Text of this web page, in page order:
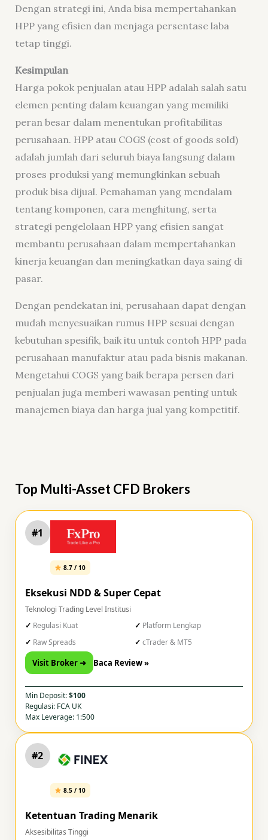
Dengan strategi ini, Anda bisa mempertahankan
HPP yang efisien dan menjaga persentase laba
tetap tinggi.
Kesimpulan
Harga pokok penjualan atau HPP adalah salah satu
elemen penting dalam keuangan yang memiliki
peran besar dalam menentukan profitabilitas
perusahaan. HPP atau COGS (cost of goods sold)
adalah jumlah dari seluruh biaya langsung dalam
proses produksi yang memungkinkan sebuah
produk bisa dijual. Pemahaman yang mendalam
tentang komponen, cara menghitung, serta
strategi pengelolaan HPP yang efisien sangat
membantu perusahaan dalam mempertahankan
kinerja keuangan dan meningkatkan daya saing di
pasar.
Dengan pendekatan ini, perusahaan dapat dengan
mudah menyesuaikan rumus HPP sesuai dengan
kebutuhan spesifik, baik itu untuk contoh HPP pada
perusahaan manufaktur atau pada bisnis makanan.
Mengetahui COGS yang baik berapa persen dari
penjualan juga memberi wawasan penting untuk
manajemen biaya dan harga jual yang kompetitif.
Top Multi-Asset CFD Brokers
#1
8.7 / 10
Eksekusi NDD & Super Cepat
Teknologi Trading Level Institusi
Regulasi Kuat
Platform Lengkap
Raw Spreads
cTrader & MT5
Visit Broker ➜ Baca Review »
Min Deposit:$100
Regulasi: FCA UK
Max Leverage: 1:500
#2
8.5 / 10
Ketentuan Trading Menarik
Aksesibilitas Tinggi